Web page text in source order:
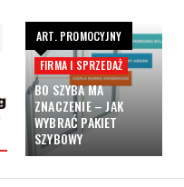
ART. PROMOCYJNY
FIRMA I SPRZEDAŻ
BO SZYBA MA
ZNACZENIE – JAK
WYBRAĆ PAKIET
SZYBOWY